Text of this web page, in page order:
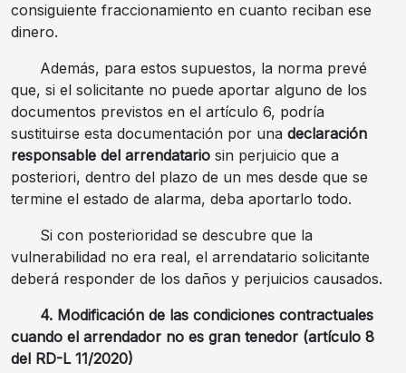
consiguiente fraccionamiento en cuanto reciban ese
dinero.
Además, para estos supuestos, la norma prevé
que, si el solicitante no puede aportar alguno de los
documentos previstos en el artículo 6, podría
sustituirse esta documentación por una declaración
responsable del arrendatario sin perjuicio que a
posteriori, dentro del plazo de un mes desde que se
termine el estado de alarma, deba aportarlo todo.
Si con posterioridad se descubre que la
vulnerabilidad no era real, el arrendatario solicitante
deberá responder de los daños y perjuicios causados.
4. Modificación de las condiciones contractuales
cuando el arrendador no es gran tenedor (artículo 8
del RD-L 11/2020)